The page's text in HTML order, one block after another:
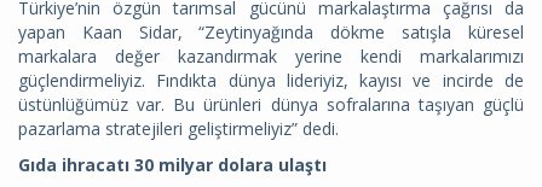
Türkiye’nin özgün tarımsal gücünü markalaştırma çağrısı da
yapan Kaan Sidar, “Zeytinyağında dökme satışla küresel
markalara değer kazandırmak yerine kendi markalarımızı
güçlendirmeliyiz. Fındıkta dünya lideriyiz, kayısı ve incirde de
üstünlüğümüz var. Bu ürünleri dünya sofralarına taşıyan güçlü
pazarlama stratejileri geliştirmeliyiz” dedi.
Gıda ihracatı 30 milyar dolara ulaştı